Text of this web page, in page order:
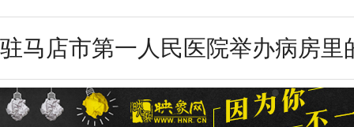
驻马店市第一人民医院举办病房里